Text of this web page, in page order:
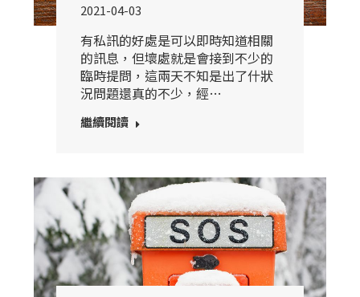
2021-04-03
有私訊的好處是可以即時知道相關
的訊息，但壞處就是會接到不少的
臨時提問，這兩天不知是出了什狀
況問題還真的不少，經…
繼續閱讀